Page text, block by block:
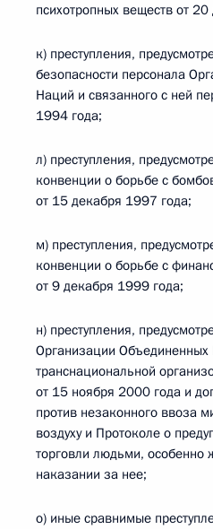
психотропных веществ от
к) преступления,
безопасности персонала
Наций и связанного с ней
1994 года;
л) преступления,
конвенции о борьбе с
от 15 декабря 1997 года;
м) преступления,
конвенции о борьбе с
от 9 декабря 1999 года;
н) преступления,
Организации Объединенных
транснациональной
от 15 ноября 2000 года и
против незаконного ввоза
воздуху и Протоколе о
торговли людьми,
наказании за нее;
о) иные сравнимые